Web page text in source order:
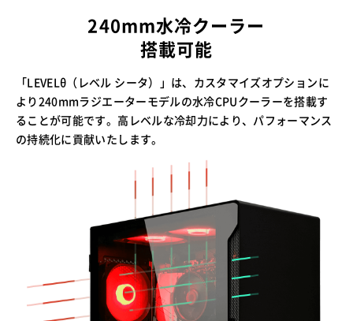
240mm水冷クーラー
搭載可能
「LEVELθ（レベル シータ）」は、カスタマイズオプションに
より240mmラジエーターモデルの水冷CPUクーラーを搭載す
ることが可能です。高レベルな冷却力により、パフォーマンス
の持続化に貢献いたします。